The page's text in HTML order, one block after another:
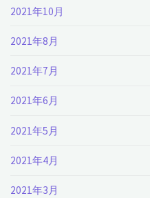
2021年10月
2021年8月
2021年7月
2021年6月
2021年5月
2021年4月
2021年3月